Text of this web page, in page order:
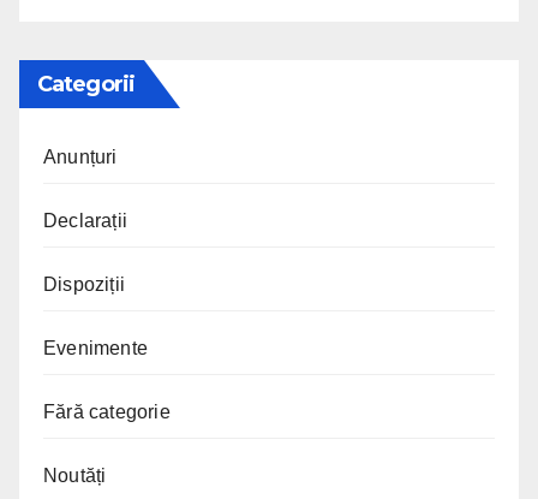
Categorii
Anunțuri
Declarații
Dispoziții
Evenimente
Fără categorie
Noutăți